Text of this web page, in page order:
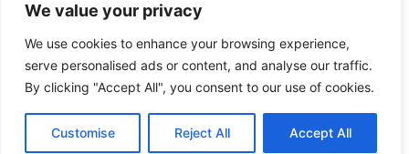
We value your privacy
We use cookies to enhance your browsing experience,
serve personalised ads or content, and analyse our traffic.
By clicking "Accept All", you consent to our use of cookies.
Customise Reject All Accept All
•
Privaatsus
•
Vastan sulle ise 9-20. Aleksei.